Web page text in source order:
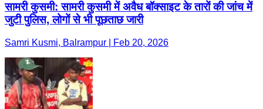
सामरी कुसमी: सामरी कुसमी में अवैध बॉक्साइट के तारों की जांच में
जुटी पुलिस, लोगों से भी पूछताछ जारी
Samri Kusmi, Balrampur | Feb 20, 2026